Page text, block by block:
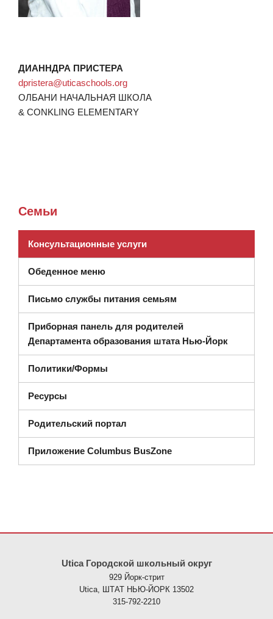
ДИАННДРА ПРИСТЕРА
dpristera@uticaschools.org
ОЛБАНИ НАЧАЛЬНАЯ ШКОЛА
& CONKLING ELEMENTARY
Семьи
Консультационные услуги(открывается в новом окне)
Обеденное меню
Письмо службы питания семьям
Приборная панель для родителей
Департамента образования штата Нью-Йорк
Политики/Формы
Ресурсы
Родительский портал
Приложение Columbus BusZone
Utica Городской школьный округ
929 Йорк-стрит
Utica, ШТАТ НЬЮ-ЙОРК 13502
315-792-2210